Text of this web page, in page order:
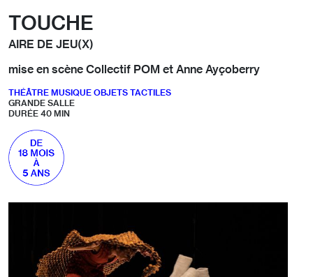
TOUCHE
AIRE DE JEU(X)
mise en scène Collectif POM et Anne Ayçoberry
THÉÂTRE MUSIQUE OBJETS TACTILES
GRANDE SALLE
DURÉE 40 MIN